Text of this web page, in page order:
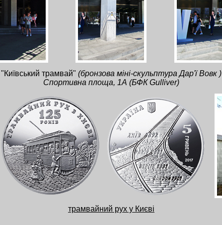
"Київський трамвай" (бронзова міні-скульптура Дар'ї Вовк )
Спортивна площа, 1А (БФК Gulliver)
трамвайний рух у Києві